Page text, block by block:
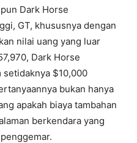
Dark Horse
GT, khususnya dengan
nilai uang yang luar
Dark Horse
setidaknya $10,000
bukan hanya
apakah biaya tambahan
berkendara yang